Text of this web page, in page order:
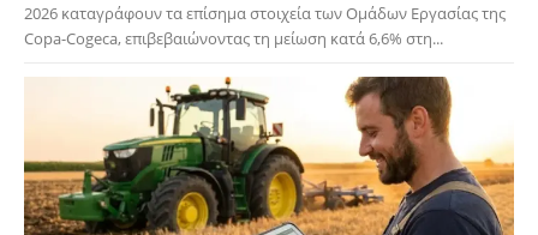
2026 καταγράφουν τα επίσημα στοιχεία των Ομάδων Εργασίας της
Copa-Cogeca, επιβεβαιώνοντας τη μείωση κατά 6,6% στη...